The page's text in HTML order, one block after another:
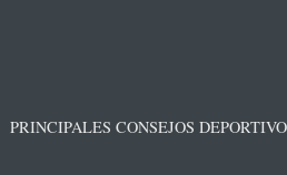
PRINCIPALES CONSEJOS